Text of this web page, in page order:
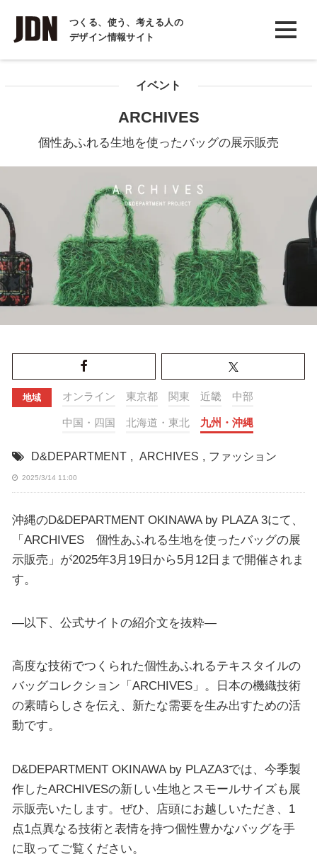
つくる、使う、考える人の
デザイン情報サイト
INTERVIEW
インタビュー
COLUMN
イベント
ARCHIVES
個性あふれる生地を使ったバッグの展示販売
地域 オンライン 東京都 関東 近畿 中部
中国・四国 北海道・東北 九州・沖縄
D&DEPARTMENT , ARCHIVES , ファッション
2025/3/14 11:00
沖縄のD&DEPARTMENT OKINAWA by PLAZA 3にて、
「ARCHIVES 個性あふれる生地を使ったバッグの展
示販売」が2025年3月19日から5月12日まで開催されま
す。
—以下、公式サイトの紹介文を抜粋—
高度な技術でつくられた個性あふれるテキスタイルの
バッグコレクション「ARCHIVES」。日本の機織技術
の素晴らしさを伝え、新たな需要を生み出すための活
動です。
D&DEPARTMENT OKINAWA by PLAZA3では、今季製
作したARCHIVESの新しい生地とスモールサイズも展
示販売いたします。ぜひ、店頭にお越しいただき、1
点1点異なる技術と表情を持つ個性豊かなバッグを手
に取ってご覧ください。